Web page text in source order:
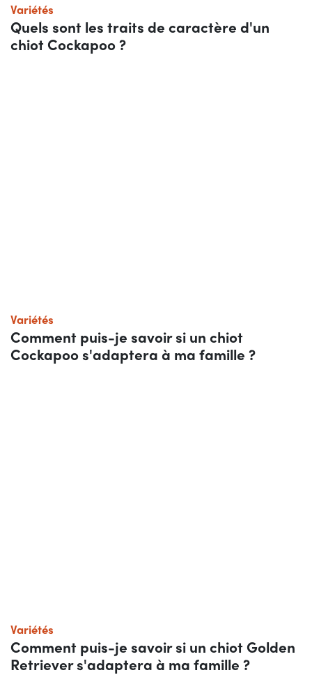
Variétés
Quels sont les traits de caractère d'un
chiot Cockapoo ?
Variétés
Comment puis-je savoir si un chiot
Cockapoo s'adaptera à ma famille ?
Variétés
Comment puis-je savoir si un chiot Golden
Retriever s'adaptera à ma famille ?